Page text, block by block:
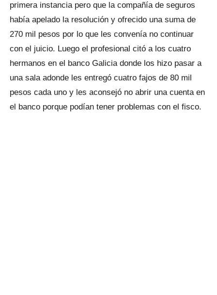
primera instancia pero que la compañía de seguros
había apelado la resolución y ofrecido una suma de
270 mil pesos por lo que les convenía no continuar
con el juicio. Luego el profesional citó a los cuatro
hermanos en el banco Galicia donde los hizo pasar a
una sala adonde les entregó cuatro fajos de 80 mil
pesos cada uno y les aconsejó no abrir una cuenta en
el banco porque podían tener problemas con el fisco.